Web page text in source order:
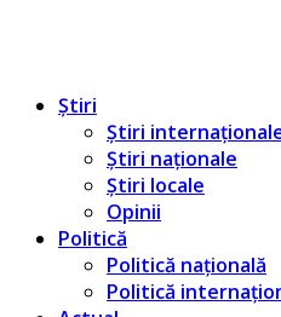
Știri
Știri
Știri naționale
Știri locale
Opinii
Politică
Politică națională
Politică